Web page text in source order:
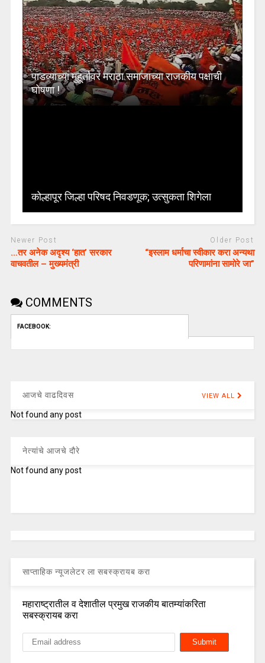
पाडव्याच्या मुहूर्तावर मराठा समाजाच्या राजकीय पक्षाची
घोषणा !
कोल्हापूर जिल्हा परिषद निवडणूक; उत्सुकता शिगेला
Newer Post
…तर अनेक अदृश्य ‘हात’ सरकार
वाचवतील – मुख्यमंत्री
Older Post
“इस्लाम धर्माचा स्वीकार करा अन्यथा
परिणामांना सामोरे जा”
COMMENTS
FACEBOOK:
आजचे वाढदिवस VIEW ALL
Not found any post
नेत्यांचे आजचे दौरे
Not found any post
साप्ताहिक न्यूजलेटर ला सबस्क्रायब करा
महाराष्ट्रातील व देशातील प्रमुख राजकीय बातम्यांकरिता
सबस्क्रायब करा